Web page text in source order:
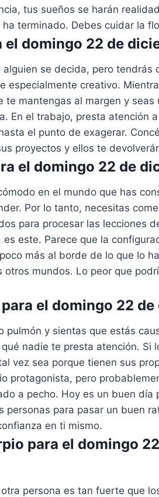
tus sueños se harán
terminado. Debes cuidar la
el domingo 22 de
se decida, pero tendrás
especialmente creativo.
te mantengas al margen y seas
En el trabajo, presta atención
el punto de exagerar.
proyectos y ellos te
el domingo 22 de
en el mundo que has
Por lo tanto, necesitas
para procesar las lecciones
este. Parece que la
más al borde de lo que lo
otros mundos. Lo peor que
el domingo 22
pulmón y sientas que estás
nadie te presta atención. Si
vez sea porque tienen sus
protagonista, pero
a pecho. Hoy es un buen día
personas para pasar un buen
en ti mismo.
para el domingo
persona es tan fuerte que